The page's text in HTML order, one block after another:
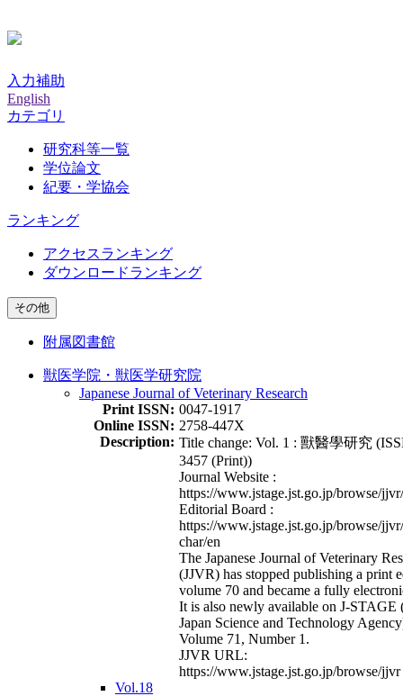
入力補助
English
カテゴリ
研究科等一覧
学位論文
紀要・学協会
ランキング
アクセスランキング
ダウンロードランキング
その他
附属図書館
獣医学院・獣医学研究院
Japanese Journal of Veterinary Research
Print ISSN: 0047-1917
Online ISSN: 2758-447X
Description: Title change: Vol. 1 : 獸醫學研究
3457 (Print))
Journal Website :
https://www.jstage.jst.go.jp/browse/
Editorial Board :
https://www.jstage.jst.go.jp/browse/
char/en
The Japanese Journal of Veterinary
(JJVR) has stopped publishing a print
volume 70 and became a fully
It is also newly available on J-STAGE
Japan Science and Technology
Volume 71, Number 1.
JJVR URL:
https://www.jstage.jst.go.jp/browse/jjvr
Vol.18